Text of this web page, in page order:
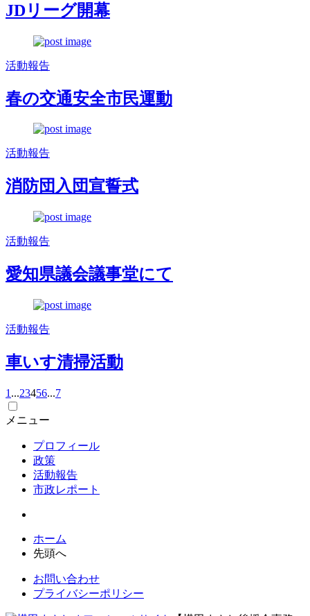
JDリーグ開幕
活動報告
春の交通安全市民運動
活動報告
消防団入団宣誓式
活動報告
愛知県議会議事堂にて
活動報告
車いす清掃活動
1 ...23456...7
メニュー
プロフィール
政策
活動報告
市政レポート
ホーム
先頭へ
お問い合わせ
プライバシーポリシー